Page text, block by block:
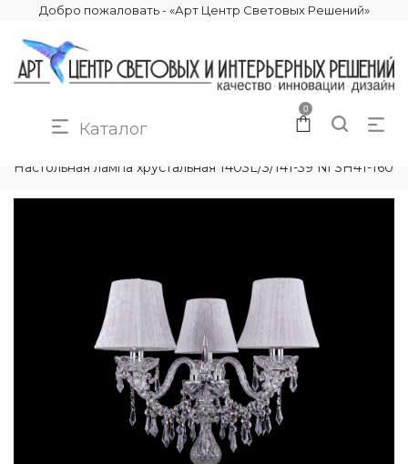
Добро пожаловать - «Арт Центр Световых Решений»
Каталог
0
Настольная лампа хрустальная 1403L/3/141-39 Ni SH41-160